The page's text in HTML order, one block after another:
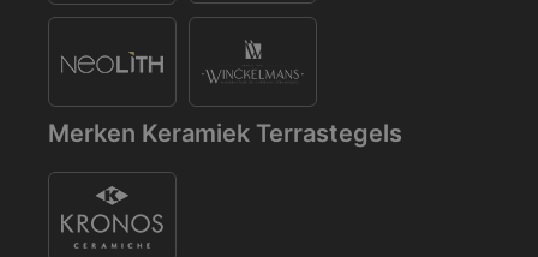
Merken Keramiek Terrastegels